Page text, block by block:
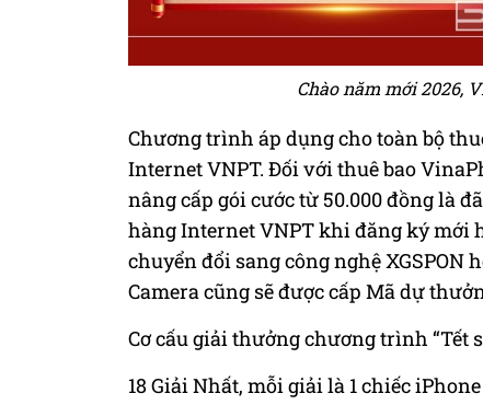
Chào năm mới 2026,
Chương trình áp dụng cho toàn bộ
Internet VNPT. Đối với thuê bao
nâng cấp gói cước từ 50.000 đồng là
hàng Internet VNPT khi đăng ký mới
chuyển đổi sang công nghệ
Camera cũng sẽ được cấp Mã dự
Cơ cấu giải thưởng chương trình “Tết
18 Giải Nhất, mỗi giải là 1 chiếc